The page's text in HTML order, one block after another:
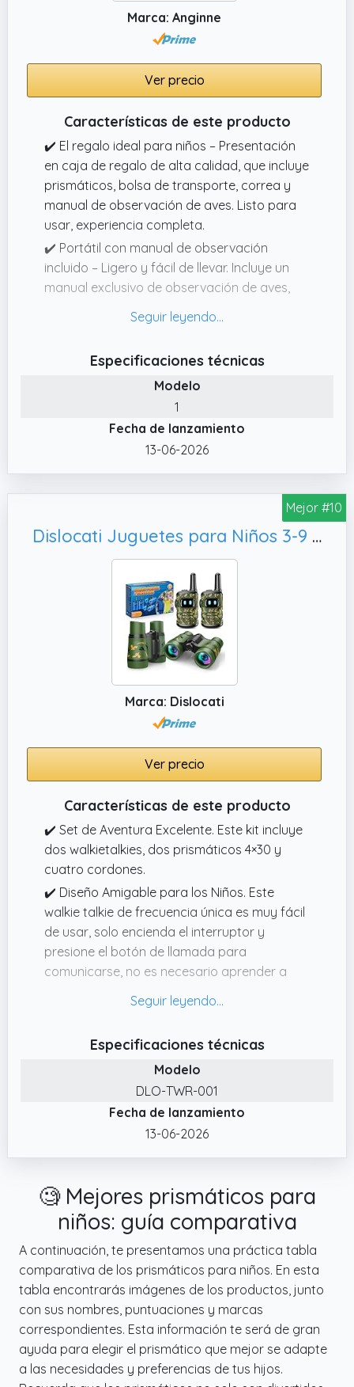
Marca: Anginne
Ver precio
Características de este producto
✔️ El regalo ideal para niños – Presentación
en caja de regalo de alta calidad, que incluye
prismáticos, bolsa de transporte, correa y
manual de observación de aves. Listo para
usar, experiencia completa.
✔️ Portátil con manual de observación
incluido – Ligero y fácil de llevar. Incluye un
manual exclusivo de observación de aves,
avistamientos, convirtiendo los prismáticos
para el aire libre.
✔️ Imagen de alta definición – Con
revestimiento FMC multicapa y prismas de
alto índice de refracción para un aumento de
8x HD. Imágenes brillantes y colores realistas,
Oculares y cuerpo revestidos de goma
suave para proteger ojos y rostro del niño.
Amortigua golpes por caídas accidentales.
✔️ Fomenta la exploración y la interacción
familiar – Adecuado para observación de
aves, camping, partidos de fútbol, viajes, etc.
Anima a los niños a acercarse a la
naturaleza, desarrollando su capacidad de
Especificaciones técnicas
Modelo
1
Fecha de lanzamiento
13-06-2026
Mejor #10
Dislocati Juguetes para Niños 3-9 Años, Walkie Talkie Niños Regalos Cumpleaños Niños 3-9 Años Prismáticos Niños Juegos Jardin para Niños 3-9 Años Juguetes Exterior Binoculares Regalos Navidad Niños
Marca: Dislocati
Ver precio
Características de este producto
✔️ Set de Aventura Excelente. Este kit incluye
dos walkietalkies, dos prismáticos 4×30 y
cuatro cordones.
✔️ Diseño Amigable para los Niños. Este
walkie talkie de frecuencia única es muy fácil
de usar, solo encienda el interruptor y
presione el botón de llamada para
comunicarse, no es necesario aprender a
interferencia entre frecuencias.
prismáticos son ajustables para la distancia
✔️ Regalo Ideal para Niños. Este juguete es
perfecto para juegos multijugador donde los
niños juegan con sus padres o amigos,
promoviendo las relaciones entre padres e
✔️ Alta Calidad y Portátil. Todas las piezas de
este set están hechas de materiales de alta
calidad y no tóxicos.
Especificaciones técnicas
Modelo
DLO-TWR-001
Fecha de lanzamiento
13-06-2026
🧐 Mejores prismáticos para
niños: guía comparativa
A continuación, te presentamos una práctica tabla
comparativa de los prismáticos para niños. En esta
tabla encontrarás imágenes de los productos, junto
con sus nombres, puntuaciones y marcas
correspondientes. Esta información te será de gran
ayuda para elegir el prismático que mejor se adapte
a las necesidades y preferencias de tus hijos.